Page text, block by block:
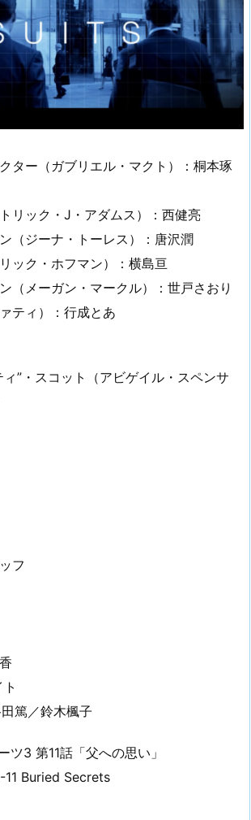
ター（ガブリエル・マクト）：桐本琢
リック・J・アダムス）：西健亮
（ジーナ・トーレス）：唐沢潤
ック・ホフマン）：横島亘
（メーガン・マークル）：世戸さおり
ティ）：行成とあ
”・スコット（アビゲイル・スペンサ
フ
篤／鈴木楓子
ツ3 第11話「父への思い」
11 Buried Secrets